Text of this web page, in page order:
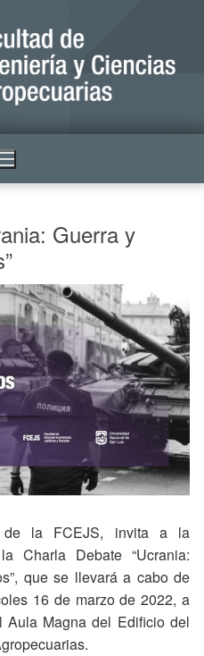
Guerra y
de la FCEJS, invita a la
Charla Debate “Ucrania:
que se llevará a cabo de
16 de marzo de 2022, a
Magna del Edificio del